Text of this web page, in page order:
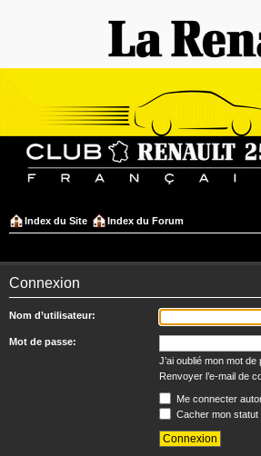
Index du Site Index du Forum
Connexion
Nom d’utilisateur:
Mot de passe:
J’ai oublié mon mot de
Renvoyer l’e-mail de
Me connecter
Cacher mon